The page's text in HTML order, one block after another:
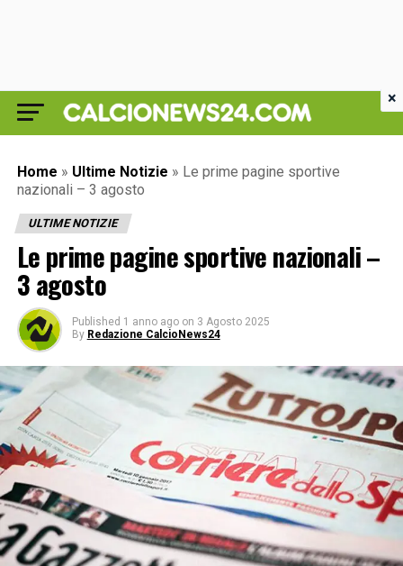
Home » Ultime Notizie » Le prime pagine sportive
nazionali – 3 agosto
ULTIME NOTIZIE
Le prime pagine sportive nazionali –
3 agosto
Published 1 anno ago on 3 Agosto 2025
By Redazione CalcioNews24
×